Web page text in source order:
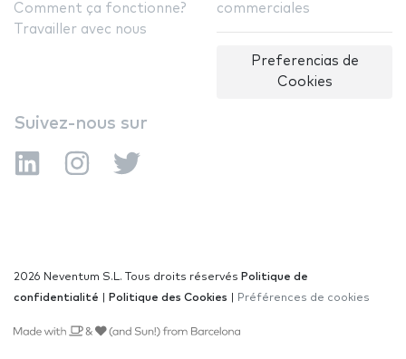
Comment ça fonctionne?
Travailler avec nous
commerciales
Preferencias de
Cookies
Suivez-nous sur
2026 Neventum S.L. Tous droits réservés Politique de
confidentialité
Politique des Cookies Préférences de cookies